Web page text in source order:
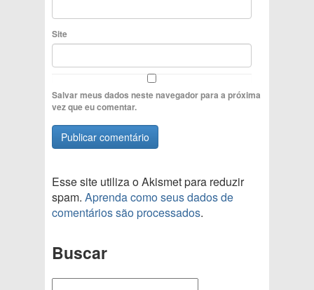
Site
Salvar meus dados neste navegador para a próxima
vez que eu comentar.
Esse site utiliza o Akismet para reduzir
spam. Aprenda como seus dados de
comentários são processados.
Buscar